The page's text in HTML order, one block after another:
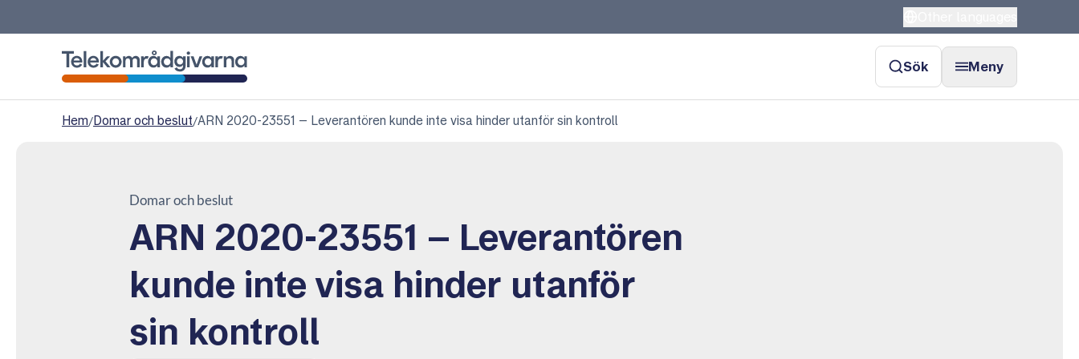
Sök Meny
Hem/Domar och beslut/ARN 2020-23551 – Leverantören kunde inte visa hinder utanför sin kontroll
Domar och beslut
ARN 2020-23551 – Leverantören
kunde inte visa hinder utanför
sin kontroll